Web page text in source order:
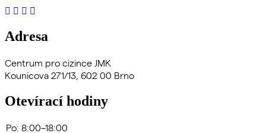
Adresa
Centrum pro cizince JMK
Kounicova 271/13, 602 00 Brno
Otevírací hodiny